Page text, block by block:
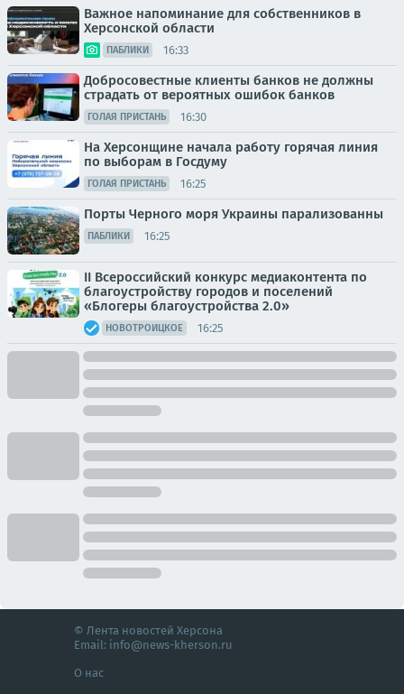
Важное напоминание для собственников в
Херсонской области
ПАБЛИКИ 16:33
Добросовестные клиенты банков не должны
страдать от вероятных ошибок банков
ГОЛАЯ ПРИСТАНЬ 16:30
На Херсонщине начала работу горячая линия
по выборам в Госдуму
ГОЛАЯ ПРИСТАНЬ 16:25
Порты Черного моря Украины парализованны
ПАБЛИКИ 16:25
II Всероссийский конкурс медиаконтента по
благоустройству городов и поселений
«Блогеры благоустройства 2.0»
НОВОТРОИЦКОЕ 16:25
© Лента новостей Херсона
Email: info@news-kherson.ru
О нас